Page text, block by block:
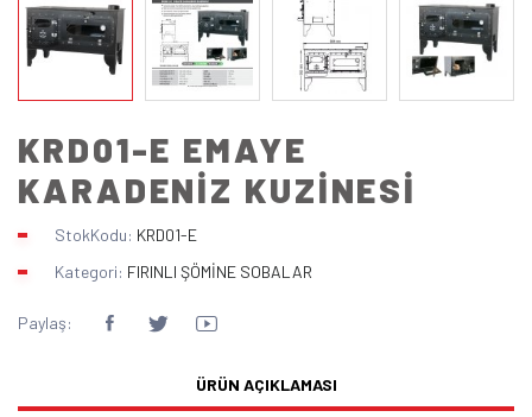
KRD01-E EMAYE
KARADENİZ KUZİNESİ
StokKodu: KRD01-E
Kategori: FIRINLI ŞÖMİNE SOBALAR
Paylaş:
ÜRÜN AÇIKLAMASI